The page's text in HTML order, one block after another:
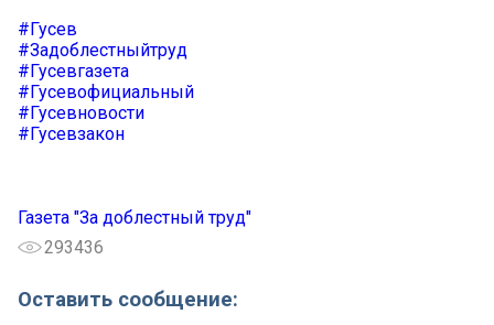
#Гусев
#Задоблестныйтруд
#Гусевгазета
#Гусевофициальный
#Гусевновости
#Гусевзакон
Газета "За доблестный труд"
293436
Оставить сообщение: